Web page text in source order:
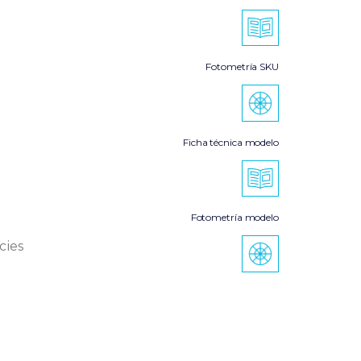
Fotometría SKU
Ficha técnica modelo
Fotometría modelo